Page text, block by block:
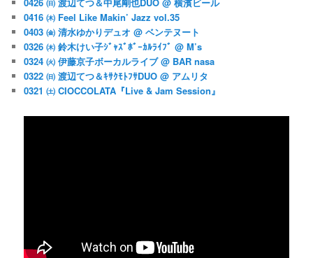
0416 ㈭ Feel Like Makin’ Jazz vol.35
0403 ㈮ 清水ゆかりデュオ @ ベンテヌート
0326 ㈭ 鈴木けい子ｼﾞｬｽﾞﾎﾞｰｶﾙﾗｲﾌﾞ @ M’s
0324 ㈫ 伊藤京子ボーカルライブ @ BAR nasa
0322 ㈰ 渡辺てつ＆ｷｻｸﾓﾄﾌｻDUO @ アムリタ
0321 ㈯ CIOCCOLATA『Live & Jam Session』